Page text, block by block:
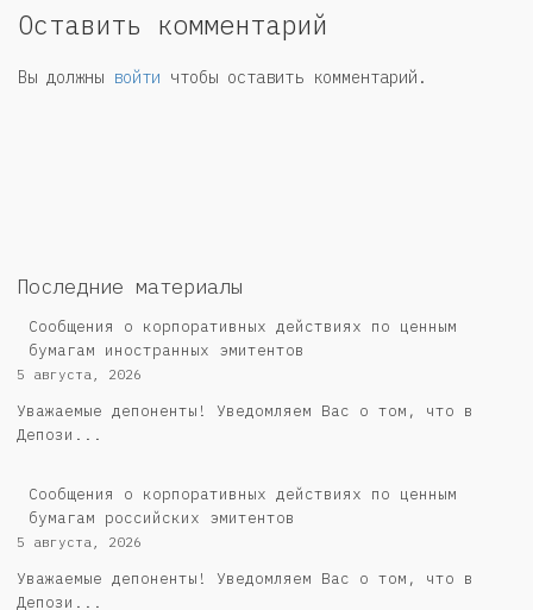
Оставить комментарий
Вы должны войти чтобы оставить комментарий.
Последние материалы
Сообщения о корпоративных действиях по ценным
бумагам иностранных эмитентов
5 августа, 2026
Уважаемые депоненты! Уведомляем Вас о том, что в
Депози...
Cообщения о корпоративных действиях по ценным
бумагам российских эмитентов
5 августа, 2026
Уважаемые депоненты! Уведомляем Вас о том, что в
Депози...